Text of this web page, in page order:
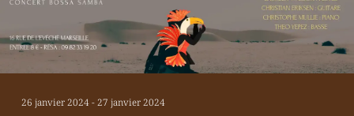
26 janvier 2024 - 27 janvier 2024